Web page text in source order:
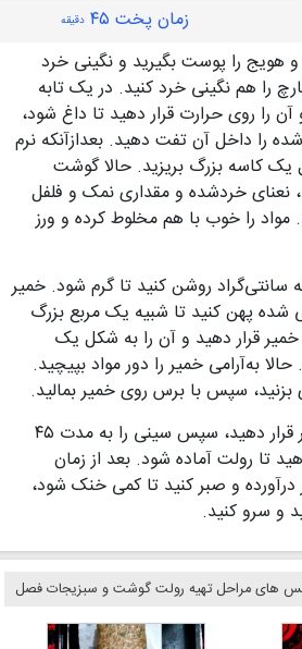
زمان پخت ۴۵ دقیقه
و هویج را پوست بگیرید و نگینی خرد
را هم نگینی خرد کنید. در یک تابه
را روی حرارت قرار دهید تا داغ شود،
را داخل آن تفت دهید. بعدازآنکه نرم
یک کاسه بزرگ بریزید. حالا گوشت
نعنای خردشده و مقداری نمک و فلفل
مواد را خوب با هم مخلوط کرده و ورز
دمای ۱۸۰ درجه سانتی‌گراد روشن کنید تا گرم شود. خمیر
شده پهن کنید تا شبیه یک مربع بزرگ
قرار دهید و آن را به شکل یک
حالا به‌آرامی خمیر را دور مواد بپیچید.
بزنید، سپس با برس روی خمیر بمالید.
رولت را روی سینی فر قرار دهید، سپس سینی را به مدت ۴۵
تا رولت آماده شود. بعد از زمان
درآورده و صبر کنید تا کمی خنک شود،
و سرو کنید.
گوشت و سبزیجات فصل
های مراحل تهیه رولت گوشت و سبزیجات فصل